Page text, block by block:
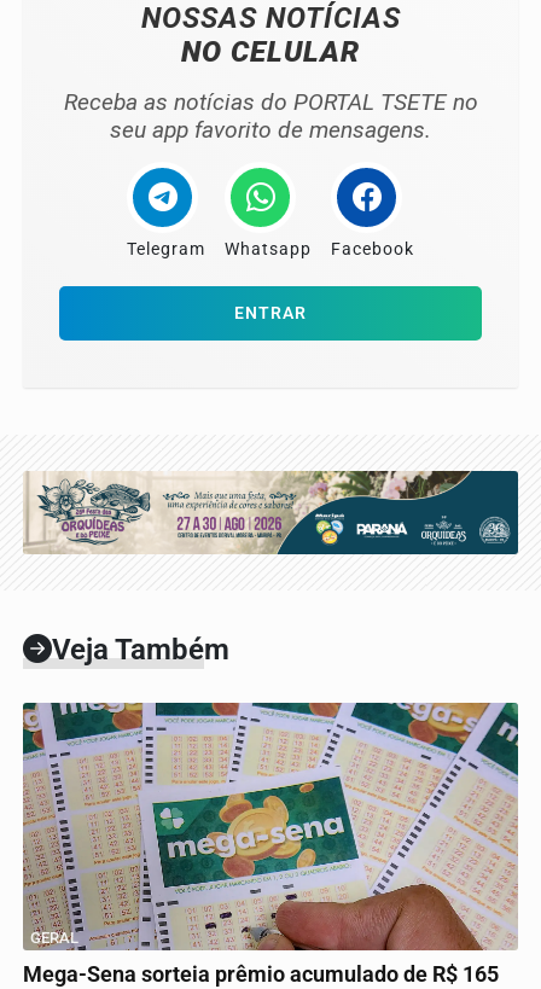
NOSSAS NOTÍCIAS
NO CELULAR
Receba as notícias do PORTAL TSETE no
seu app favorito de mensagens.
Telegram Whatsapp Facebook
ENTRAR
Veja Também
GERAL
Mega-Sena sorteia prêmio acumulado de R$ 165